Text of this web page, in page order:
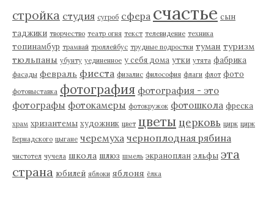
стройка студия сугроб сфера счастье сын
таджики творчество театр огня текст телевидение техника
топинамбур трамвай троллейбус трудные подростки туман туризм
тюльпаны убунту уединенное у себя дома утки утята фабрика
фасады февраль фиеста физалис философия флаги флот фото
фотовыставка фотография фотография - это
фотографы фотокамеры фотокружок фотошкола фреска
храм хризантемы художник цвет цветы церковь цирк цирк
Вернадского цыгане черемуха черноплодная рябина
чистотел чучела школа шлюз шмель экраноплан эльфы эта
страна юбилей яблоки яблоня ёлка